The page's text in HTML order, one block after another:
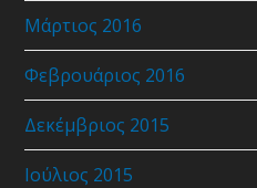
Μάρτιος 2016
Φεβρουάριος 2016
Δεκέμβριος 2015
Ιούλιος 2015